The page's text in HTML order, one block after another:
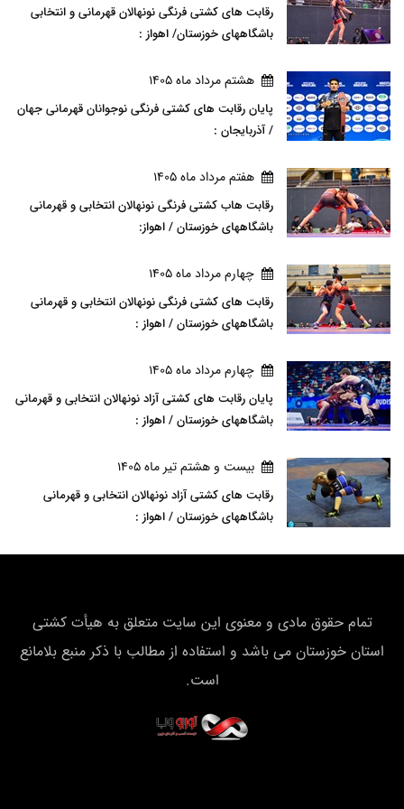
رقابت های کشتی فرنگی نونهالان قهرمانی و انتخابی
باشگاههای خوزستان/ اهواز :
هشتم مرداد ماه 1405
پایان رقابت های کشتی فرنگی نوجوانان قهرمانی جهان
/ آذربایجان :
هفتم مرداد ماه 1405
رقابت هاب کشتی فرنگی نونهالان انتخابی و قهرمانی
باشگاههای خوزستان / اهواز:
چهارم مرداد ماه 1405
رقابت های کشتی فرنگی نونهالان انتخابی و قهرمانی
باشگاههای خوزستان / اهواز :
چهارم مرداد ماه 1405
پایان رقابت های کشتی آزاد نونهالان انتخابی و قهرمانی
باشگاههای خوزستان / اهواز :
بيست و هشتم تير ماه 1405
رقابت های کشتی آزاد نونهالان انتخابی و قهرمانی
باشگاههای خوزستان / اهواز :
تمام حقوق مادی و معنوی این سایت متعلق به هیأت كشتی
استان خوزستان می باشد و استفاده از مطالب با ذکر منبع بلامانع
است.